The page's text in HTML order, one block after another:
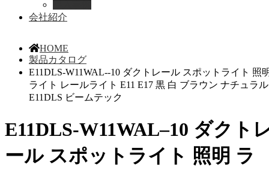
会社紹介
HOME
製品カタログ
E11DLS-W11WAL--10 ダクトレール スポットライト 照
ライト レールライト E11 E17 黒 白 ブラウン ナチュラル
E11DLS ビームテック
E11DLS-W11WAL–10 ダクト
ール スポットライト 照明 ラ